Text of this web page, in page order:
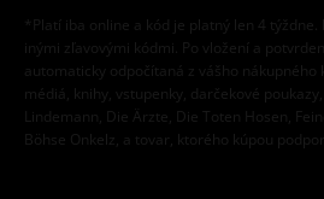
*Platí iba online a kód je platný len 4 týždne.
inými zľavovými kódmi. Po vložení a
automaticky odpočítaná z vášho nákupného
médiá, knihy, vstupenky, darčekové
Lindemann, Die Ärzte, Die Toten Hosen,
Böhse Onkelz, a tovar, ktorého kúpou